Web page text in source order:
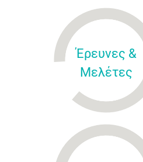
Έρευνες &
Μελέτες